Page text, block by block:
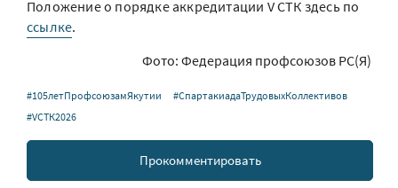
Положение о порядке аккредитации V СТК здесь по
ссылке.
Фото: Федерация профсоюзов РС(Я)
#105летПрофсоюзамЯкутии
#СпартакиадаТрудовыхКоллективов
#VСТК2026
Прокомментировать